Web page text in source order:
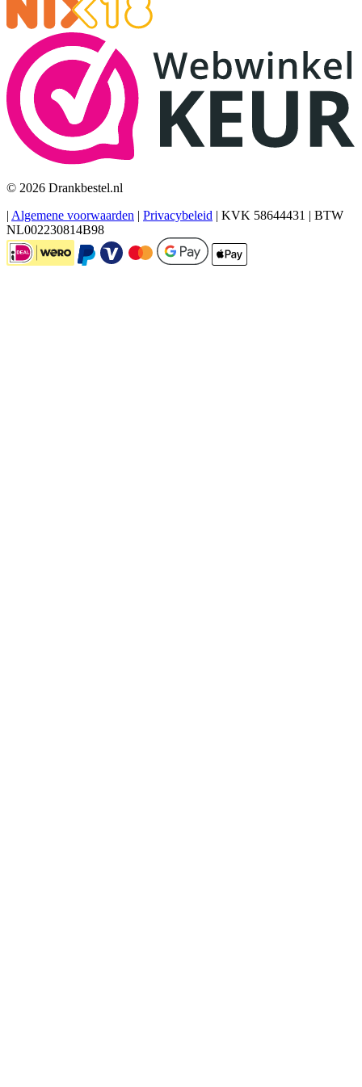
© 2026 Drankbestel.nl
| Algemene voorwaarden | Privacybeleid | KVK 58644431 | BTW
NL002230814B98